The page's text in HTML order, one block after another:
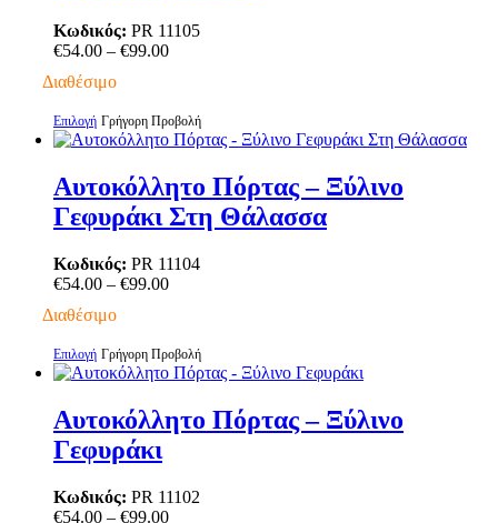
επιλογές
μπορούν
επιλεγούν
σελίδα
του
Κωδικός: PR 11105
€54.00 – €99.00Price
€99.00
Διαθέσιμο
Επιλογή Αυτό
το
πολλαπλές
παραλλαγές.
επιλογές
μπορούν
επιλεγούν
σελίδα
του
Γρήγορη Προβολή
Αυτοκόλλητο Πόρτας – Ξύλινο
Γεφυράκι Στη Θάλασσα
Κωδικός: PR 11104
€54.00 – €99.00Price
€99.00
Διαθέσιμο
Επιλογή Αυτό
το
πολλαπλές
παραλλαγές.
επιλογές
μπορούν
Γρήγορη Προβολή
Αυτοκόλλητο Πόρτας – Ξύλινο
Γεφυράκι
Κωδικός: PR 11102
€54.00 – €99.00Price